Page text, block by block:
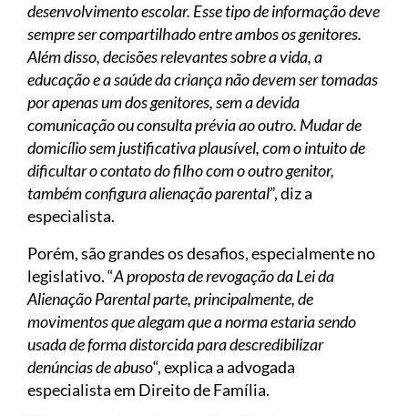
desenvolvimento escolar. Esse tipo de informação deve
sempre ser compartilhado entre ambos os genitores.
Além disso, decisões relevantes sobre a vida, a
educação e a saúde da criança não devem ser tomadas
por apenas um dos genitores, sem a devida
comunicação ou consulta prévia ao outro. Mudar de
domicílio sem justificativa plausível, com o intuito de
dificultar o contato do filho com o outro genitor,
também configura alienação parental”, diz a
especialista.
Porém, são grandes os desafios, especialmente no
legislativo. “A proposta de revogação da Lei da
Alienação Parental parte, principalmente, de
movimentos que alegam que a norma estaria sendo
usada de forma distorcida para descredibilizar
denúncias de abuso“, explica a advogada
especialista em Direito de Família.